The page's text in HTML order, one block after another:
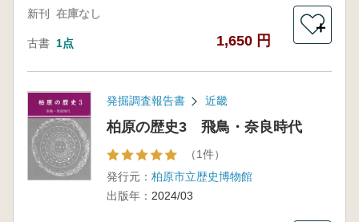
新刊 在庫なし
古書 1点 1,650 円
＋
発掘調査報告書 近畿
柏原の歴史3 飛鳥・奈良時代
（1件）
発行元： 柏原市立歴史博物館
出版年： 2024/03